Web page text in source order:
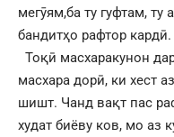
мегӯям,ба ту гуфтам,
бандитҳо рафтор кардӣ.
Тоқӣ масхаракунон
масхара дорӣ, ки хест
шишт. Чанд вақт пас
худат биёву ков, мо аз